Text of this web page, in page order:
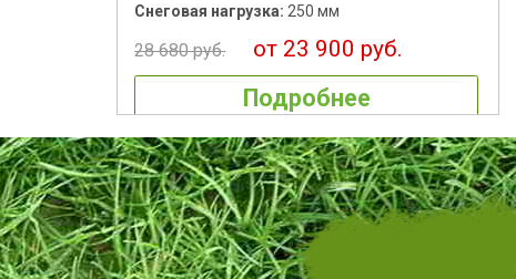
Снеговая нагрузка: 250 мм
28 680 руб.от 23 900 руб.
Подробнее